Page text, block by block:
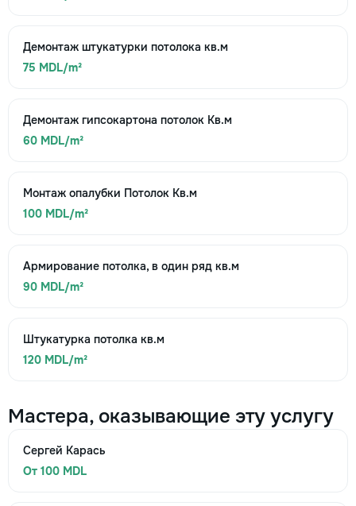
Демонтаж штукатурки потолока кв.м
75 MDL/m²
Демонтаж гипсокартона потолок Кв.м
60 MDL/m²
Монтаж опалубки Потолок Кв.м
100 MDL/m²
Армирование потолка, в один ряд кв.м
90 MDL/m²
Штукатурка потолка кв.м
120 MDL/m²
Мастера, оказывающие эту услугу
Сергей Карась
От 100 MDL